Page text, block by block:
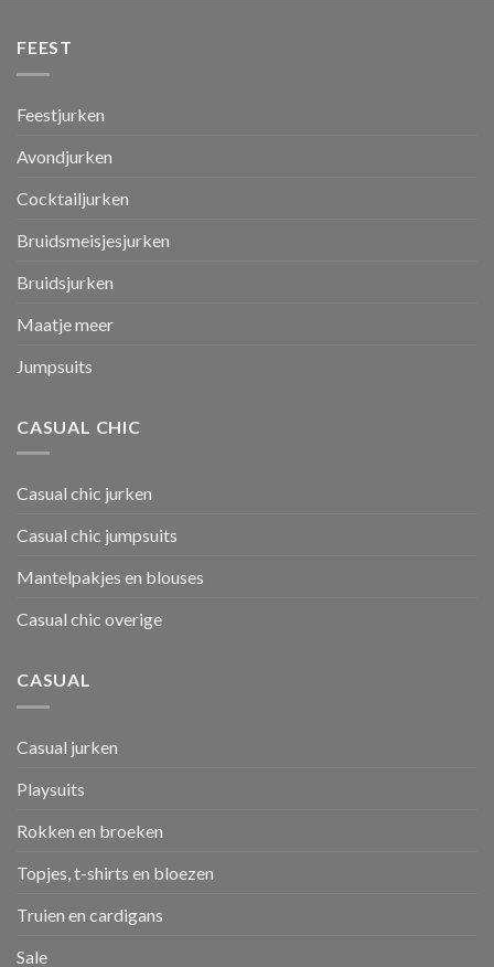
FEEST
Feestjurken
Avondjurken
Cocktailjurken
Bruidsmeisjesjurken
Bruidsjurken
Maatje meer
Jumpsuits
CASUAL CHIC
Casual chic jurken
Casual chic jumpsuits
Mantelpakjes en blouses
Casual chic overige
CASUAL
Casual jurken
Playsuits
Rokken en broeken
Topjes, t-shirts en bloezen
Truien en cardigans
Sale